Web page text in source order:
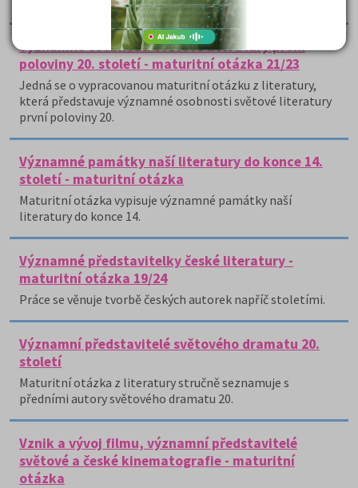
Významné osobnosti světové literatury první
poloviny 20. století - maturitní otázka 21/23
Jedná se o vypracovanou maturitní otázku z literatury,
která představuje významné osobnosti světové literatury
první poloviny 20.
Významné památky naší literatury do konce 14.
století - maturitní otázka
Maturitní otázka vypisuje významné památky naší
literatury do konce 14.
Významné představitelky české literatury -
maturitní otázka 19/24
Práce se věnuje tvorbě českých autorek napříč stoletími.
Významní představitelé světového dramatu 20.
století
Maturitní otázka z literatury stručně seznamuje s
předními autory světového dramatu 20.
Vznik a vývoj filmu, významní představitelé
světové a české kinematografie - maturitní
otázka